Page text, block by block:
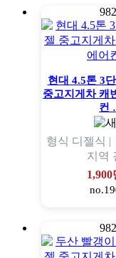
현대 4.5톤 3
중고지게차 캐
컨
형식 디젤식 |
지역
1,900